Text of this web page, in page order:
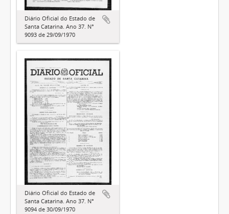
Diário Oficial do Estado de
Santa Catarina. Ano 37. N°
9093 de 29/09/1970
Diário Oficial do Estado de
Santa Catarina. Ano 37. N°
9094 de 30/09/1970